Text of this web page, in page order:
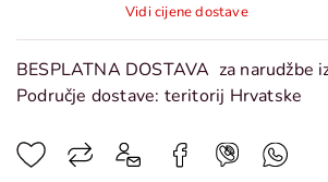
Vidi cijene dostave
BESPLATNA DOSTAVA za narudžbe
Područje dostave: teritorij Hrvatske